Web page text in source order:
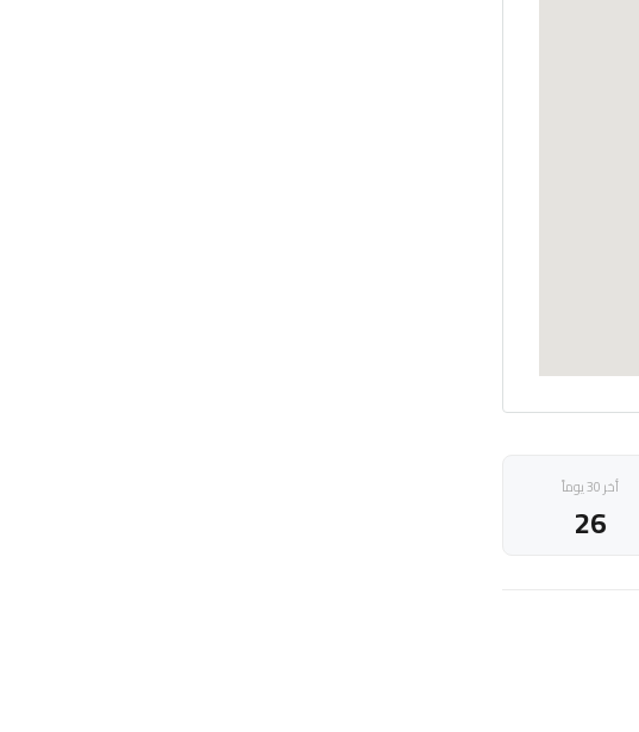
أخر 30 يوماً
26